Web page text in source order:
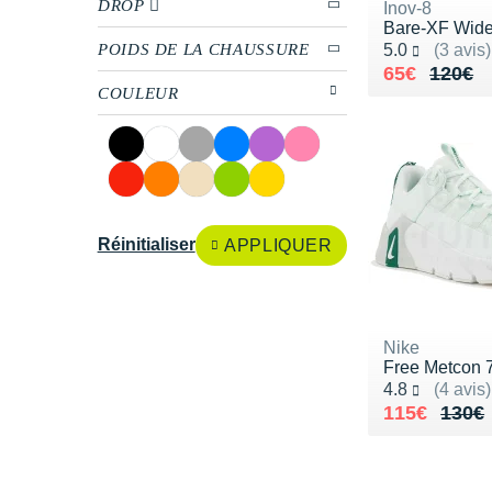
DROP
POIDS DE LA CHAUSSURE
COULEUR
Réinitialiser APPLIQUER
Inov-8
Bare-XF
5.0
(3 avis)
Noté 5.0 sur 5
120€
Au lieu de
65€
Vendu 65€
Nike
Free Metcon
4.8
(4 avis)
Noté 4.8 sur 5
130€
Au lieu de
115€
Vendu 115€